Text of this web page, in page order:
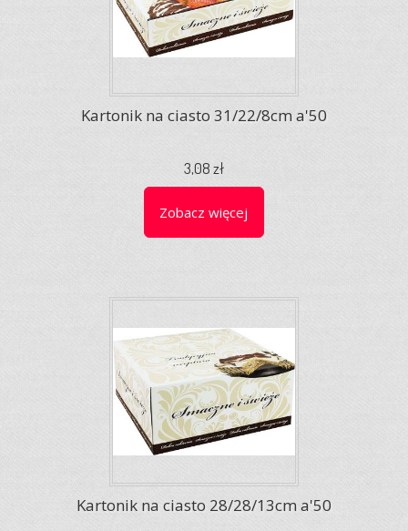
Kartonik na ciasto 31/22/8cm a'50
3,08 zł
Zobacz więcej
Kartonik na ciasto 28/28/13cm a'50